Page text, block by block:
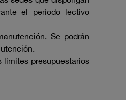
el período lectivo
Se podrán
límites presupuestarios